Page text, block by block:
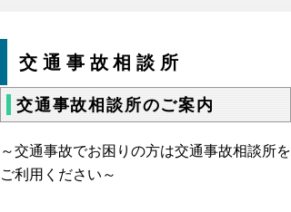
交通事故相談所
交通事故相談所のご案内
～交通事故でお困りの方は交通事故相談所を
ご利用ください～